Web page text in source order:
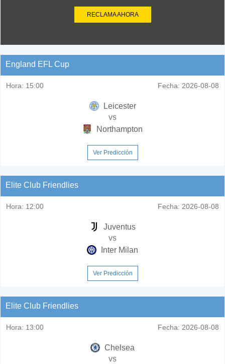
RECLAMA AHORA
England EFL Cup
Hora: 15:00 Fecha: 2026-08-08
Leicester
vs
Northampton
Ver Predicción
Elite Club Friendlies
Hora: 12:00 Fecha: 2026-08-08
Juventus
vs
Inter Milan
Ver Predicción
Elite Club Friendlies
Hora: 13:00 Fecha: 2026-08-08
Chelsea
vs